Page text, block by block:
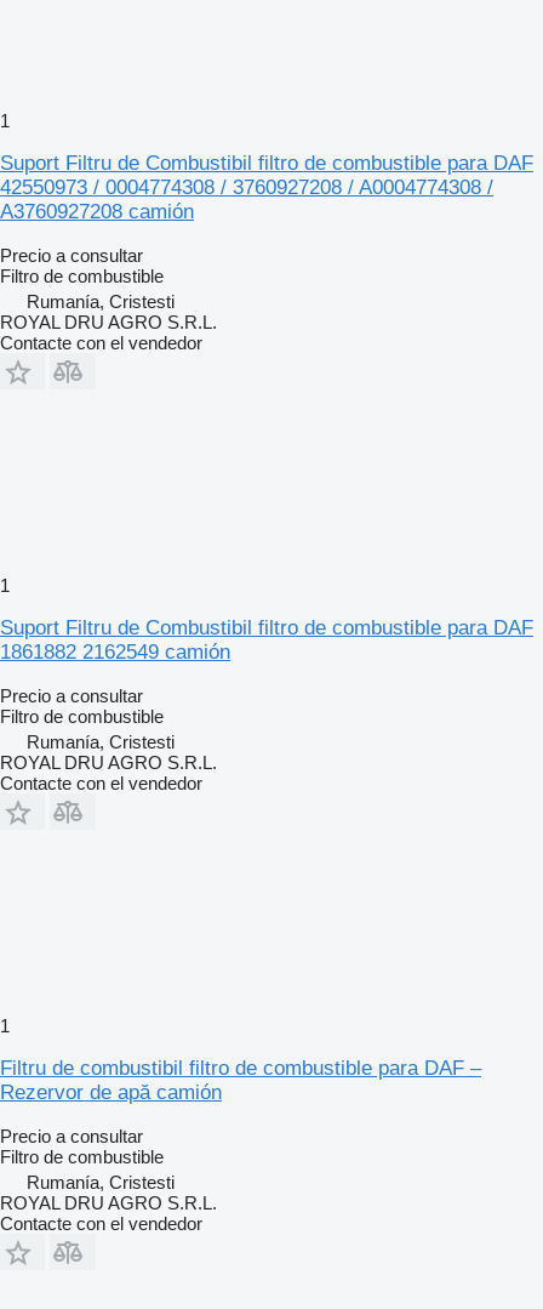
1
Suport Filtru de Combustibil filtro de combustible para DAF
42550973 / 0004774308 / 3760927208 / A0004774308 /
A3760927208 camión
Precio a consultar
Filtro de combustible
Rumanía, Cristesti
ROYAL DRU AGRO S.R.L.
Contacte con el vendedor
1
Suport Filtru de Combustibil filtro de combustible para DAF
1861882 2162549 camión
Precio a consultar
Filtro de combustible
Rumanía, Cristesti
ROYAL DRU AGRO S.R.L.
Contacte con el vendedor
1
Filtru de combustibil filtro de combustible para DAF –
Rezervor de apă camión
Precio a consultar
Filtro de combustible
Rumanía, Cristesti
ROYAL DRU AGRO S.R.L.
Contacte con el vendedor